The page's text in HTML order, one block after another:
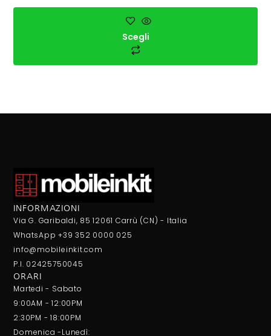
Scegli
INFORMAZIONI
Via G. Garibaldi, 85 12061 Carrù (CN) - Italia
WhatsApp +39 352 0000 025
info@mobileinkit.com
P.I. 02425750045
ORARI
Martedi - Sabato
9:00AM - 12:00PM
2:30PM - 18:00PM
Domenica -Lunedì: